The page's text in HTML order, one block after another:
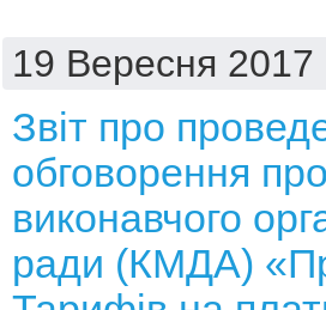
19 Вересня 2017
Звіт про
обговорення
виконавчого
ради (КМДА)